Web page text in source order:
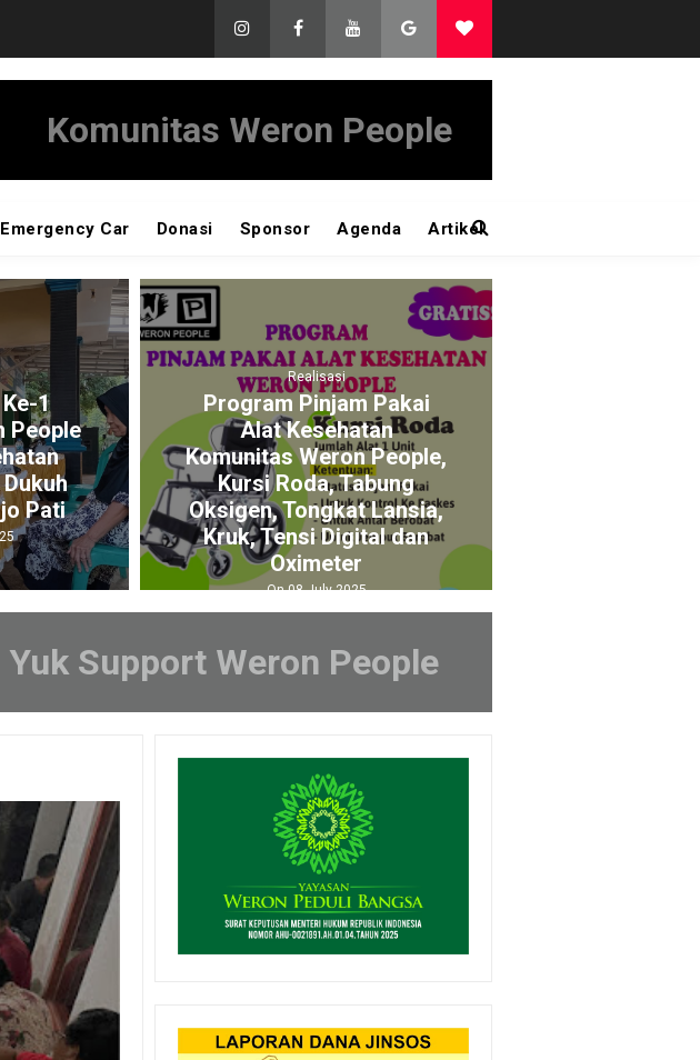
Komunitas Weron People
Emergency Car Donasi Sponsor Agenda Artikel
Realisasi
Program Pinjam Pakai
Alat Kesehatan
Komunitas Weron People,
Kursi Roda, Tabung
Oksigen, Tongkat Lansia,
Kruk, Tensi Digital dan
Oximeter
On 08 July 2025
Yuk Support Weron People